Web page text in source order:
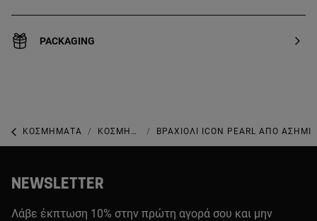
PACKAGING
ΚΟΣΜΉΜΑΤΑ ΚΟΣΜΉΜΑΤΑ ΜΕ ΜΑΡΓΑΡΙΤΆΡΙΑ ΒΡΑΧΙΌΛΙ ICON PEARL ΑΠΌ ΑΣΉΜΙ
NEWSLETTER
Λάβε έκπτωση 10% στην πρώτη αγορά σου και μην